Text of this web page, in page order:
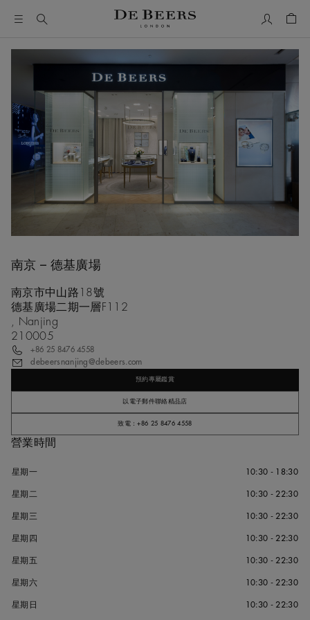
南京 – 德基廣場
南京市中山路18號
德基廣場二期一層F112
, Nanjing
210005
+86 25 8476 4558
debeersnanjing@debeers.com
預約專屬鑑賞
以電子郵件聯絡精品店
致電：+86 25 8476 4558
營業時間
星期一 10:30 - 18:30
星期二 10:30 - 22:30
星期三 10:30 - 22:30
星期四 10:30 - 22:30
星期五 10:30 - 22:30
星期六 10:30 - 22:30
星期日 10:30 - 22:30